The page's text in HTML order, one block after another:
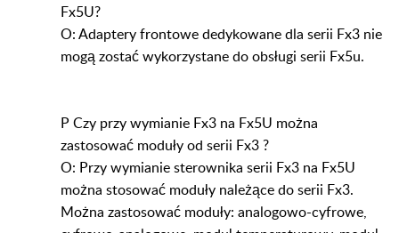
Fx5U?
O: Adaptery frontowe dedykowane dla serii Fx3 nie
mogą zostać wykorzystane do obsługi serii Fx5u.
P Czy przy wymianie Fx3 na Fx5U można
zastosować moduły od serii Fx3 ?
O: Przy wymianie sterownika serii Fx3 na Fx5U
można stosować moduły należące do serii Fx3.
Można zastosować moduły: analogowo-cyfrowe,